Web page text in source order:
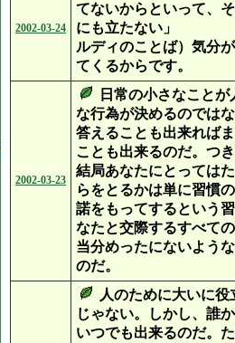
2002-03-24
てないからといって、
にも立たな
ルディのことば）気分
てくるからです。
2002-03-23
日常の小さなこと
な行為が決めるのでは
答えることも出来れば
ことも出来るのだ。つ
結局あなたにとっては
らをとるかは単に習慣
諾をもってするという
なたと交際するすべて
当分めったにないよう
のだ。
人のために大いに
じゃない。しかし、誰
いつでも出来るのだ。